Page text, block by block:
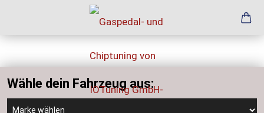
Wähle dein Fahrzeug aus: